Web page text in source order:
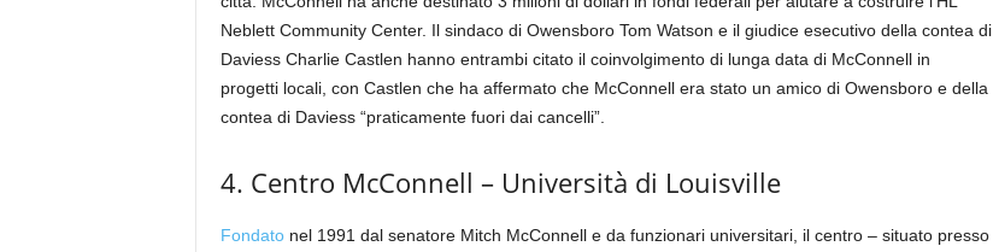
Neblett Community Center. Il sindaco di Owensboro Tom Watson e il giudice esecutivo della contea di
Daviess Charlie Castlen hanno entrambi citato il coinvolgimento di lunga data di McConnell in
progetti locali, con Castlen che ha affermato che McConnell era stato un amico di Owensboro e della
contea di Daviess “praticamente fuori dai cancelli”.
4. Centro McConnell – Università di Louisville
Fondatonel 1991 dal senatore Mitch McConnell e da funzionari universitari, il centro – situato presso